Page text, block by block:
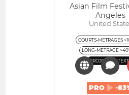
Asian Film
Angeles
United
COURTS-MÉTRAGES
LONG-MÉTRAGE
PROJETS DE
PRO -